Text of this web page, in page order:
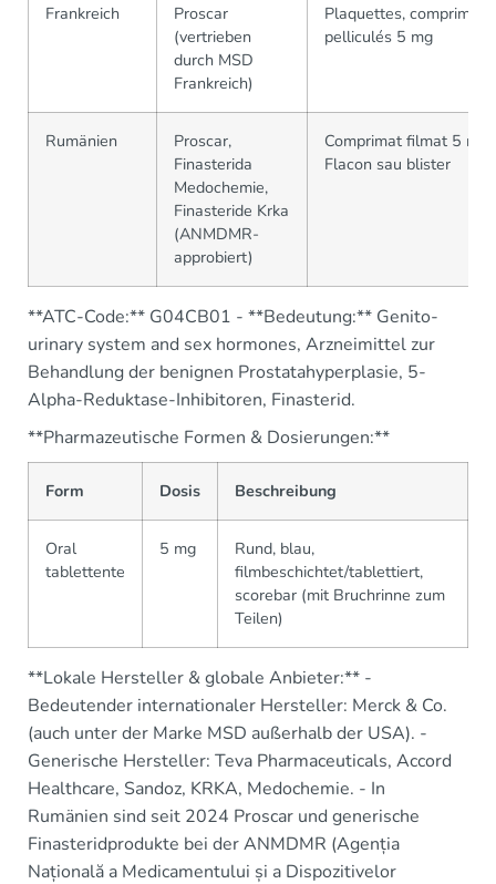
Frankreich
Proscar
(vertrieben
durch MSD
Frankreich)
Plaquettes, comprimés
pelliculés 5 mg
Rumänien
Proscar,
Finasterida
Medochemie,
Finasteride Krka
(ANMDMR-
approbiert)
Comprimat filmat 5 mg
Flacon sau blister
**ATC-Code:** G04CB01 - **Bedeutung:** Genito-
urinary system and sex hormones, Arzneimittel zur
Behandlung der benignen Prostatahyperplasie, 5-
Alpha-Reduktase-Inhibitoren, Finasterid.
**Pharmazeutische Formen & Dosierungen:**
Form Dosis Beschreibung
Oral
tablettente
5 mg
Rund, blau,
filmbeschichtet/tablettiert,
scorebar (mit Bruchrinne zum
Teilen)
**Lokale Hersteller & globale Anbieter:** -
Bedeutender internationaler Hersteller: Merck & Co.
(auch unter der Marke MSD außerhalb der USA). -
Generische Hersteller: Teva Pharmaceuticals, Accord
Healthcare, Sandoz, KRKA, Medochemie. - In
Rumänien sind seit 2024 Proscar und generische
Finasteridprodukte bei der ANMDMR (Agenția
Națională a Medicamentului și a Dispozitivelor